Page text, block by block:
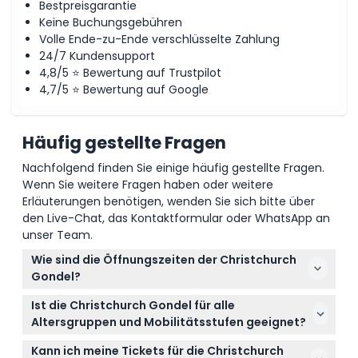
Bestpreisgarantie
Keine Buchungsgebühren
Volle Ende-zu-Ende verschlüsselte Zahlung
24/7 Kundensupport
4,8/5 ⭐ Bewertung auf Trustpilot
4,7/5 ⭐ Bewertung auf Google
Häufig gestellte Fragen
Nachfolgend finden Sie einige häufig gestellte Fragen.
Wenn Sie weitere Fragen haben oder weitere
Erläuterungen benötigen, wenden Sie sich bitte über
den Live-Chat, das Kontaktformular oder WhatsApp an
unser Team.
Wie sind die Öffnungszeiten der Christchurch
Gondel?
Die Christchurch Gondel ist täglich von 10:00 Uhr bis
16:00 Uhr geöffnet, der letzte Einlass ist um 16:00
Uhr. (Änderungen vorbehalten – bitte bestätigen
Sie die Angaben bei der Buchung)
Ist die Christchurch Gondel für alle
Altersgruppen und Mobilitätsstufen geeignet?
Ja, die Gondel ist für Besucher ab 0 Jahren
Kann ich meine Tickets für die Christchurch